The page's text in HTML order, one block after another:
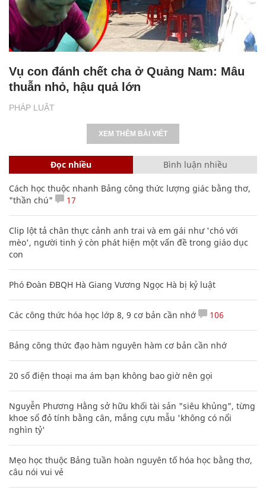
PHÁP LUẬT
Vụ con đánh chết cha ở Quảng Nam: Mâu
thuẫn nhỏ, hậu quả lớn
XEM THÊM BÀI VIẾT
Đọc nhiều Bình luận nhiều
Cách học thuộc nhanh Bảng công thức lượng giác bằng thơ,
"thần chú"
17
Clip lột tả chân thực cảnh anh trai và em gái như 'chó với
mèo', người tinh ý còn phát hiện một vấn đề trong giáo dục
con
Phó Đoàn ĐBQH Hà Giang Vương Ngọc Hà bị kỷ luật
Các công thức hóa học lớp 8, 9 cơ bản cần nhớ 106
Bảng công thức đạo hàm nguyên hàm cơ bản cần nhớ
20 số điện thoại ma ám bạn không bao giờ nên gọi
Nguyễn Phương Hằng sở hữu khối tài sản "siêu khủng", từng
khoe sổ đỏ tính bằng cân, mắng cựu mẫu 'không có nổi
nghìn tỷ'
Mẹo học thuộc Bảng tuần hoàn nguyên tố hóa học bằng thơ,
câu nói vui vẻ